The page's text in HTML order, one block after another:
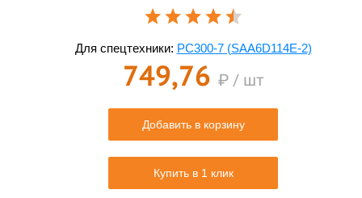
Для спецтехники: PC300-7 (SAA6D114E-2)
749,76 ₽ / шт
Добавить в корзину
Купить в 1 клик